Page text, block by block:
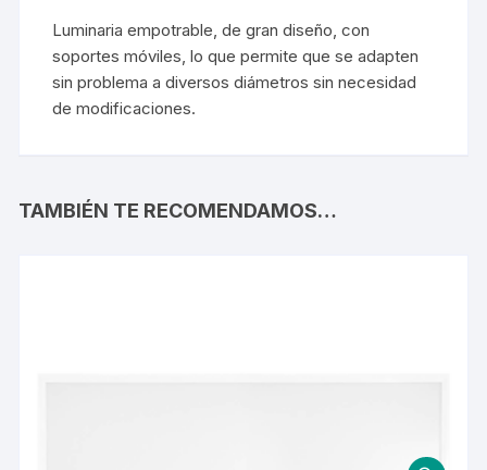
Luminaria empotrable, de gran diseño, con
soportes móviles, lo que permite que se adapten
sin problema a diversos diámetros sin necesidad
de modificaciones.
TAMBIÉN TE RECOMENDAMOS…